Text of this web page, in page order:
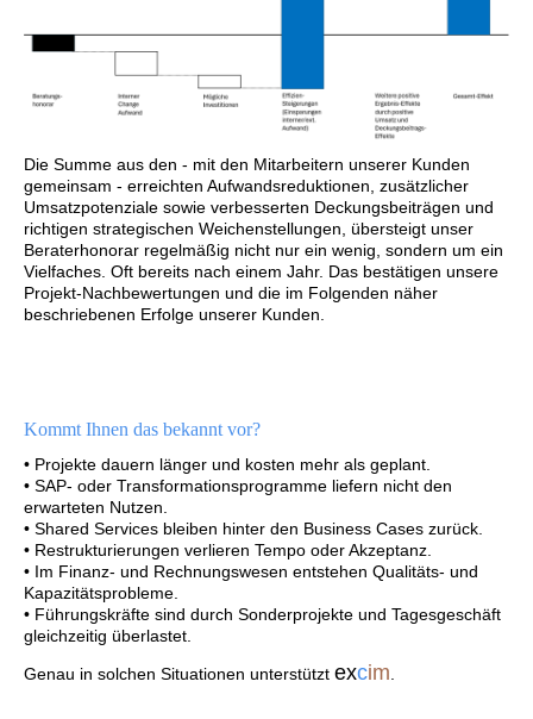
Die Summe aus den - mit den Mitarbeitern unserer Kunden
gemeinsam - erreichten Aufwandsreduktionen, zusätzlicher
Umsatzpotenziale sowie verbesserten Deckungsbeiträgen und
richtigen strategischen Weichenstellungen, übersteigt unser
Beraterhonorar regelmäßig nicht nur ein wenig, sondern um ein
Vielfaches. Oft bereits nach einem Jahr. Das bestätigen unsere
Projekt-Nachbewertungen und die im Folgenden näher
beschriebenen Erfolge unserer Kunden.
Kommt Ihnen das bekannt vor?
• Projekte dauern länger und kosten mehr als geplant.
• SAP- oder Transformationsprogramme liefern nicht den
erwarteten Nutzen.
• Shared Services bleiben hinter den Business Cases zurück.
• Restrukturierungen verlieren Tempo oder Akzeptanz.
• Im Finanz- und Rechnungswesen entstehen Qualitäts- und
Kapazitätsprobleme.
• Führungskräfte sind durch Sonderprojekte und Tagesgeschäft
gleichzeitig überlastet.
Genau in solchen Situationen unterstützt excim